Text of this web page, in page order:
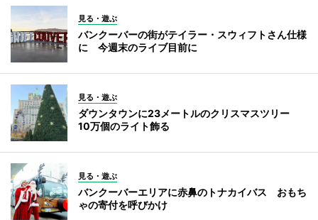
見る・遊ぶ
バンクーバーの街がテイラー・スウィフトさん仕様
に 今週末のライブ目前に
見る・遊ぶ
ダウンタウンに23メートルのクリスマスツリー
10万個のライト飾る
見る・遊ぶ
バンクーバーエリアに赤鼻のトナカイバス おもち
ゃの寄付を呼びかけ